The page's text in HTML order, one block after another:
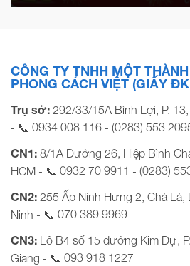
CÔNG TY TNHH MỘT
PHONG CÁCH VIỆT (GIẤY
Trụ sở: 292/33/15A Bình Lợi, P.
- 📞 0934 008 116 - (0283) 553
CN1: 8/1A Đường 26, Hiệp Bình
HCM - 📞 0932 70 9911 - (0283)
CN2: 255 Ấp Ninh Hưng 2, Chà
Ninh - 📞 070 389 9969
CN3:
Lô B4 số 15 đường Kim Dự,
Giang - 📞 093 918 1227